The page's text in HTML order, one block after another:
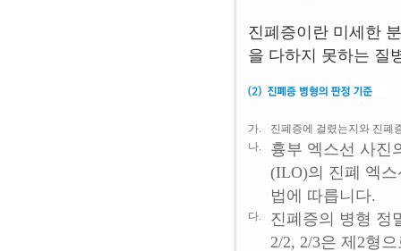
진폐증이란 미세한
을 다하지 못하는 질
가.
진폐증에 걸렸는지와 진폐
나.
흉부 엑스선 사진
(ILO)의 진폐 엑
법에 따릅니다.
다.
진폐증의 병형 정
2/2, 2/3은 제2형